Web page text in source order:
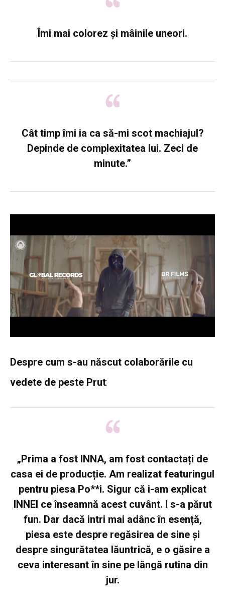
Îmi mai colorez și mâinile uneori.
Cât timp îmi ia ca să-mi scot machiajul?
Depinde de complexitatea lui. Zeci de
minute.”
Despre cum s-au născut colaborările cu
vedete de peste Prut:
„Prima a fost INNA, am fost contactați de
casa ei de producție. Am realizat featuringul
pentru piesa Po**i. Sigur că i-am explicat
INNEI ce înseamnă acest cuvânt. I s-a părut
fun. Dar dacă intri mai adânc în esență,
piesa este despre regăsirea de sine și
despre singurătatea lăuntrică, e o găsire a
ceva interesant în sine pe lângă rutina din
jur.